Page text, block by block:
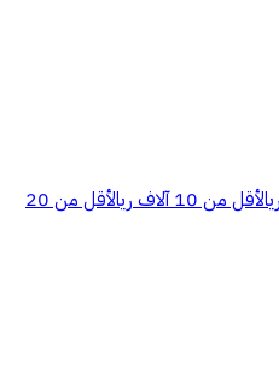
أقل من 10 آلاف ريال
أقل من 20